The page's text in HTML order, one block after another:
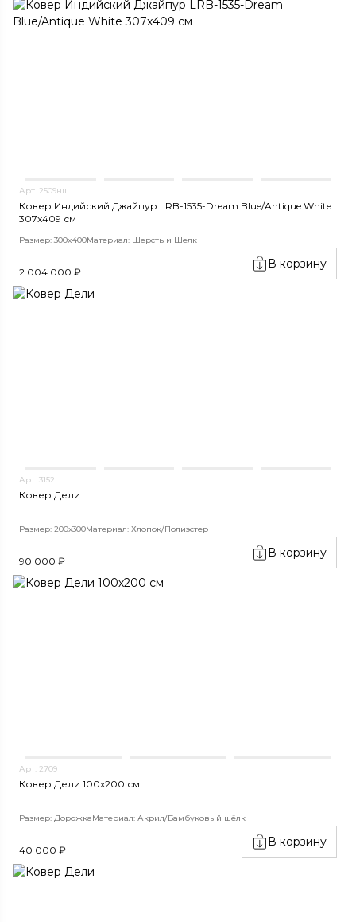
Арт. 2509нш
Ковер Индийский Джайпур LRB-1535-Dream Blue/Antique White
307x409 см
Размер: 300x400Материал: Шерсть и Шелк
2 004 000 ₽
В корзину
Арт. 3152
Ковер Дели
Размер: 200х300Материал: Хлопок/Полиэстер
90 000 ₽
В корзину
Арт. 2709
Ковер Дели 100х200 см
Размер: ДорожкаМатериал: Акрил/Бамбуковый шёлк
40 000 ₽
В корзину